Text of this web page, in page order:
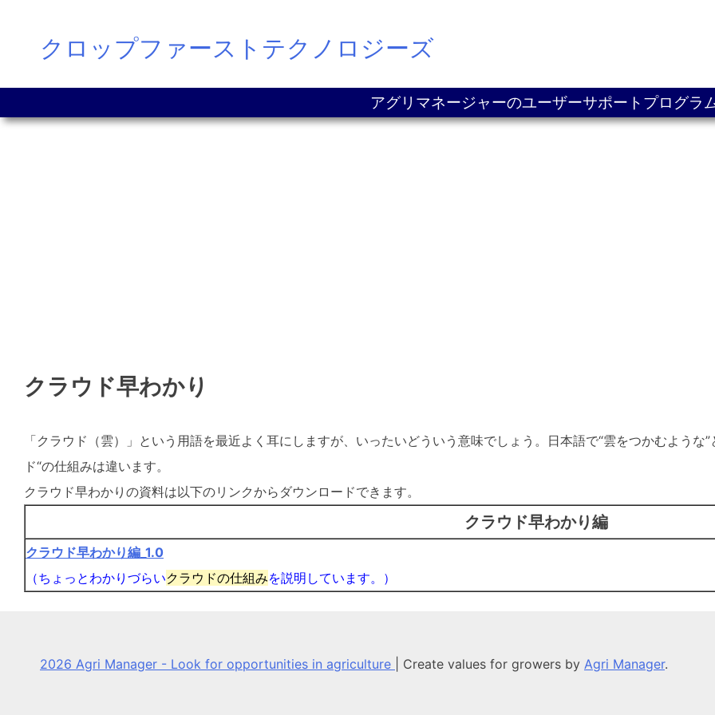
content
クロップファーストテクノロジーズ
アグリマネージャーのユーザーサポートプログラ
クラウド早わかり
「クラウド（雲）」という用語を最近よく耳にしますが、いったいどういう意味でしょう。日本語で“雲をつかむよう
ド“の仕組みは違います。
クラウド早わかりの資料は以下のリンクからダウンロードできます。
クラウド早わかり編
クラウド早わかり編_1.0
（ちょっとわかりづらいクラウドの仕組みを説明しています。）
2026 Agri Manager - Look for opportunities in agriculture Create values for growers by Agri Manager.